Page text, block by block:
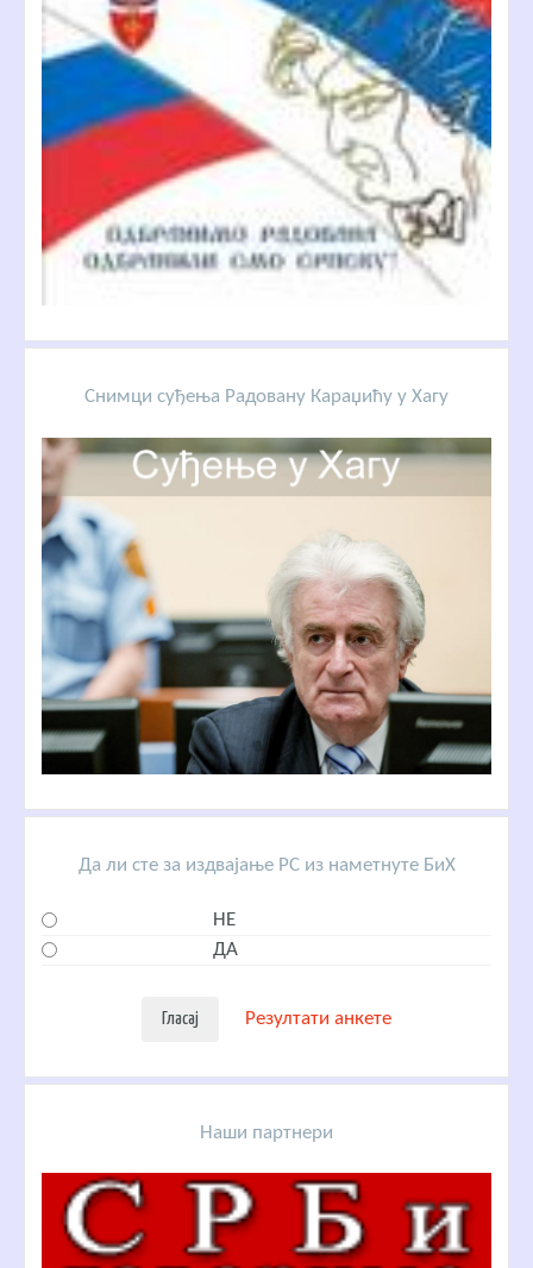
Снимци суђења Радовану Караџићу у Хагу
Да ли сте за издвајање РС из наметнуте БиХ
НЕ
ДА
Резултати анкете
Наши партнери